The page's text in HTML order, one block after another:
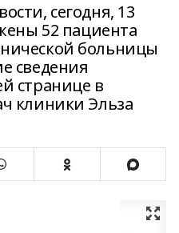
сегодня, 13
52 пациента
больницы
сведения
странице в
клиники Эльза